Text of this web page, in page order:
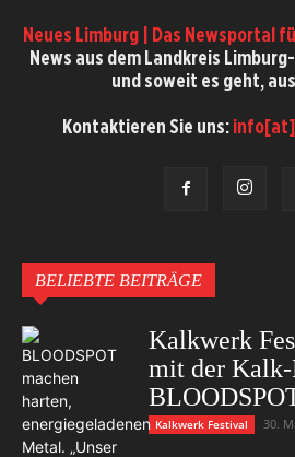
Neues Limburg | Das Newsportal
News aus dem Landkreis
und soweit es geht,
Kontaktieren Sie uns:
BELIEBTE BEITRÄGE
Kalkwerk
mit der Kalk-
Kalkwerk Festival 30.